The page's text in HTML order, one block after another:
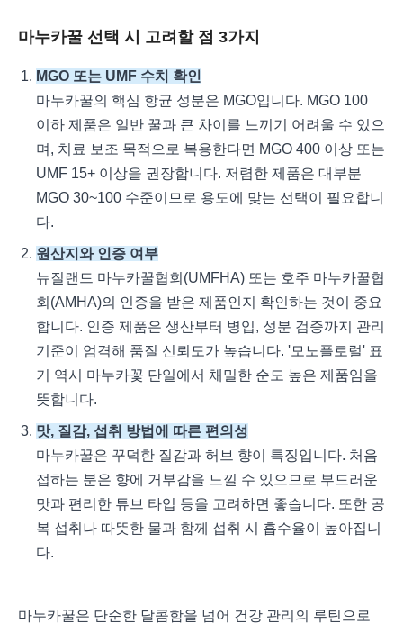
마누카꿀 선택 시 고려할 점 3가지
MGO 또는 UMF 수치 확인
마누카꿀의 핵심 항균 성분은 MGO입니다. MGO 100
이하 제품은 일반 꿀과 큰 차이를 느끼기 어려울 수 있으
며, 치료 보조 목적으로 복용한다면 MGO 400 이상 또는
UMF 15+ 이상을 권장합니다. 저렴한 제품은 대부분
MGO 30~100 수준이므로 용도에 맞는 선택이 필요합니
다.
원산지와 인증 여부
뉴질랜드 마누카꿀협회(UMFHA) 또는 호주 마누카꿀협
회(AMHA)의 인증을 받은 제품인지 확인하는 것이 중요
합니다. 인증 제품은 생산부터 병입, 성분 검증까지 관리
기준이 엄격해 품질 신뢰도가 높습니다. '모노플로럴' 표
기 역시 마누카꽃 단일에서 채밀한 순도 높은 제품임을
뜻합니다.
맛, 질감, 섭취 방법에 따른 편의성
마누카꿀은 꾸덕한 질감과 허브 향이 특징입니다. 처음
접하는 분은 향에 거부감을 느낄 수 있으므로 부드러운
맛과 편리한 튜브 타입 등을 고려하면 좋습니다. 또한 공
복 섭취나 따뜻한 물과 함께 섭취 시 흡수율이 높아집니
다.
마누카꿀은 단순한 달콤함을 넘어 건강 관리의 루틴으로